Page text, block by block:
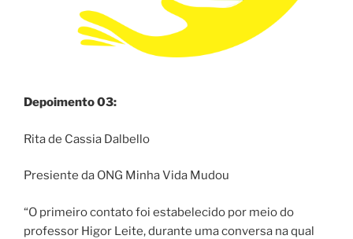
Depoimento 03:
Rita de Cassia Dalbello
Presiente da ONG Minha Vida Mudou
“O primeiro contato foi estabelecido por meio do
professor Higor Leite, durante uma conversa na qual